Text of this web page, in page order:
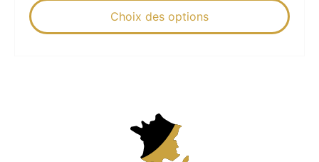
Choix des options